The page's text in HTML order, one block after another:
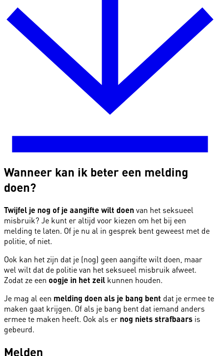
Wanneer kan ik beter een melding
doen?
Twijfel je nog of je aangifte wilt doen van het seksueel
misbruik? Je kunt er altijd voor kiezen om het bij een
melding te laten. Of je nu al in gesprek bent geweest met de
politie, of niet.
Ook kan het zijn dat je (nog) geen aangifte wilt doen, maar
wel wilt dat de politie van het seksueel misbruik afweet.
Zodat ze een oogje in het zeil kunnen houden.
Je mag al een melding doen als je bang bent dat je ermee te
maken gaat krijgen. Of als je bang bent dat iemand anders
ermee te maken heeft. Ook als er nog niets strafbaars is
gebeurd.
Melden